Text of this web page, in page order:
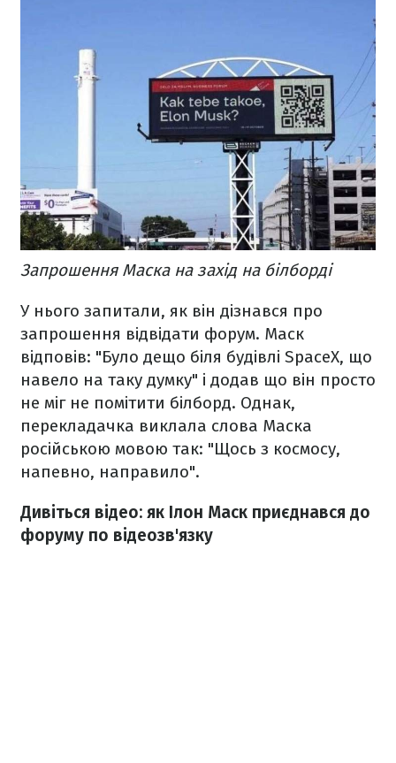
Запрошення Маска на захід на білборді
У нього запитали, як він дізнався про
запрошення відвідати форум. Маск
відповів: "Було дещо біля будівлі SpaceX, що
навело на таку думку" і додав що він просто
не міг не помітити білборд. Однак,
перекладачка виклала слова Маска
російською мовою так: "Щось з космосу,
напевно, направило".
Дивіться відео: як Ілон Маск приєднався до
форуму по відеозв'язку